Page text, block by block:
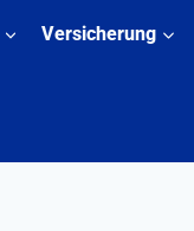
Versicherung